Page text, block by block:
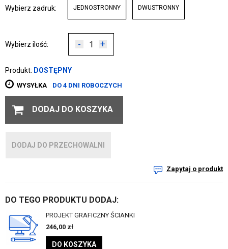
Wybierz zadruk: JEDNOSTRONNY DWUSTRONNY
Wybierz ilość: - +
Produkt: DOSTĘPNY
WYSYŁKA DO 4 DNI ROBOCZYCH
DODAJ DO KOSZYKA
DODAJ DO PRZECHOWALNI
Zapytaj o produkt
DO TEGO PRODUKTU DODAJ:
PROJEKT GRAFICZNY ŚCIANKI
246,00 zł
DO KOSZYKA